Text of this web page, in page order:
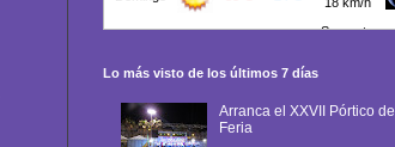
Lo más visto de los últimos 7 días
Arranca el XXVII Pórtico de
Feria